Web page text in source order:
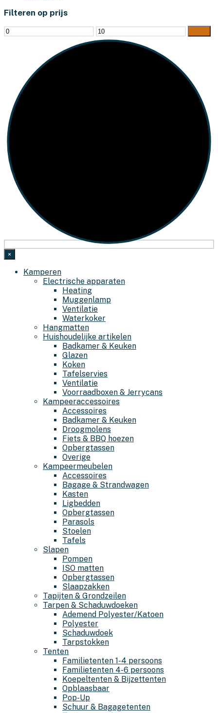
Filteren op prijs
Min.
prijs
Max.
prijs
×
Kamperen
Electrische apparaten
Heating
Muggenlamp
Ventilatie
Waterkoker
Hangmatten
Huishoudelijke artikelen
Badkamer & Keuken
Glazen
Koken
Tafelservies
Ventilatie
Voorraadboxen & Jerrycans
Kampeeraccessoires
Accessoires
Badkamer & Keuken
Droogmolens
Fiets & BBQ hoezen
Opbergtassen
Overige
Kampeermeubelen
Accessoires
Bagage & Strandwagen
Kasten
Ligbedden
Opbergtassen
Parasols
Stoelen
Tafels
Slapen
Pompen
ISO matten
Opbergtassen
Slaapzakken
Tapijten & Grondzeilen
Tarpen & Schaduwdoeken
Ademend Polyester/Katoen
Polyester
Schaduwdoek
Tarpstokken
Tenten
Familietenten 1-4 persoons
Familietenten 4-6 persoons
Koepeltenten & Bijzettenten
Opblaasbaar
Pop-Up
Schuur & Bagagetenten